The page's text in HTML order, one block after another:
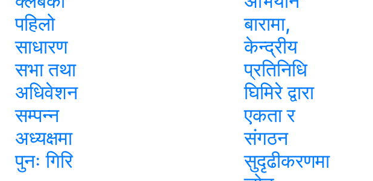
पहिलो
साधारण
सभा तथा
अधिवेशन
सम्पन्न
अध्यक्षमा
पुनः गिरि
बारामा,
केन्द्रीय
प्रतिनिधि
घिमिरे द्वारा
एकता र
संगठन
सुदृढीकरणमा